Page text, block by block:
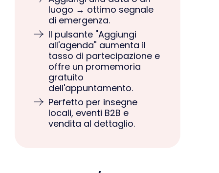
di emergenza.
Il pulsante "Aggiungi
all'agenda" aumenta il
tasso di partecipazione e
offre un promemoria
gratuito
dell'appuntamento.
Perfetto per insegne
locali, eventi B2B e
vendita al dettaglio.